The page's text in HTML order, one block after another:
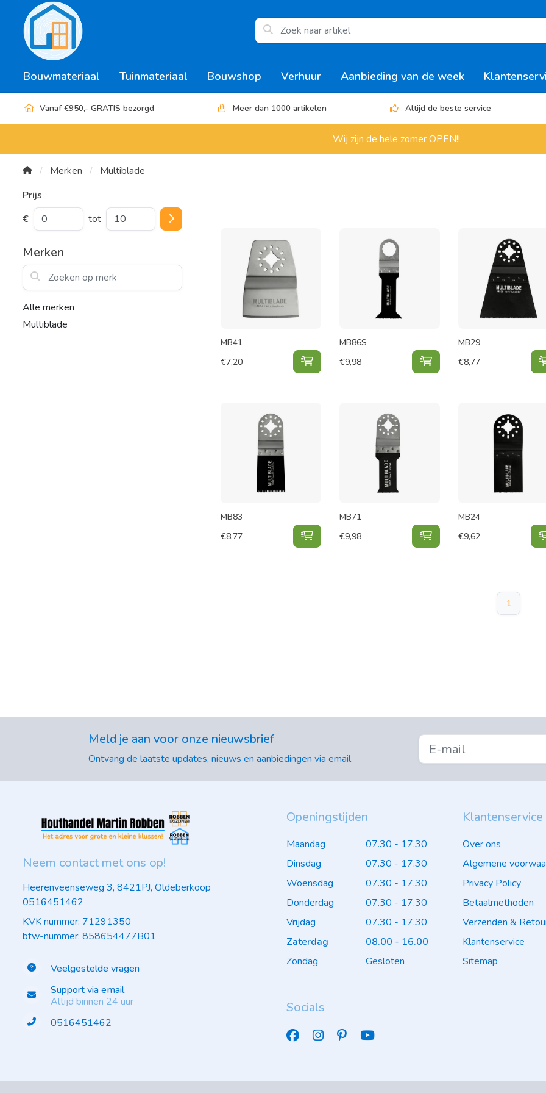
Bouwmateriaal Tuinmateriaal Bouwshop Verhuur Aanbieding van de week
Vanaf €950,- GRATIS bezorgd Meer dan 1000 artikelen Altijd de beste service
Wij zijn de hele zomer OPEN!!
Merken
Multiblade
Prijs
€
tot
Merken
Zoeken op merk
Alle merken
Multiblade
MB41
€7,20 MB41 toevoegen aan winkelwagen
MB86S
€9,98 MB86S toevoegen aan
MB29
€8,77
MB83
€8,77 MB83 toevoegen aan winkelwagen
MB71
€9,98 MB71 toevoegen aan
MB24
€9,62
1
Meld je aan voor onze nieuwsbrief
Ontvang de laatste updates, nieuws en aanbiedingen via email
Neem contact met ons op!
Heerenveenseweg 3, 8421PJ, Oldeberkoop
0516451462
KVK nummer: 71291350
btw-nummer: 858654477B01
Veelgestelde vragen
Support via email
Altijd binnen 24 uur
0516451462
Openingstijden
Maandag
07.30 - 17.30
Dinsdag
07.30 - 17.30
Woensdag
07.30 - 17.30
Donderdag
07.30 - 17.30
Vrijdag
07.30 - 17.30
Zaterdag
08.00 - 16.00
Zondag
Gesloten
Socials
Klantenservice
Over ons
Algemene
Privacy Policy
Betaalmethoden
Verzenden &
Klantenservice
Sitemap